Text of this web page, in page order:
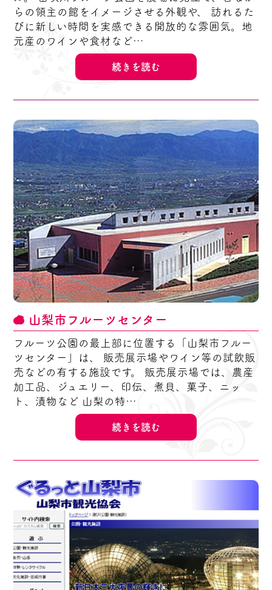
らの領主の館をイメージさせる外観や、 訪れるた
びに新しい時間を実感できる開放的な雰囲気。地
元産のワインや食材など…
続きを読む
山梨市フルーツセンター
フルーツ公園の最上部に位置する「山梨市フルー
ツセンター」は、 販売展示場やワイン等の試飲販
売などの有する施設です。 販売展示場では、農産
加工品、ジュエリー、印伝、煮貝、菓子、ニッ
ト、漬物など 山梨の特…
続きを読む